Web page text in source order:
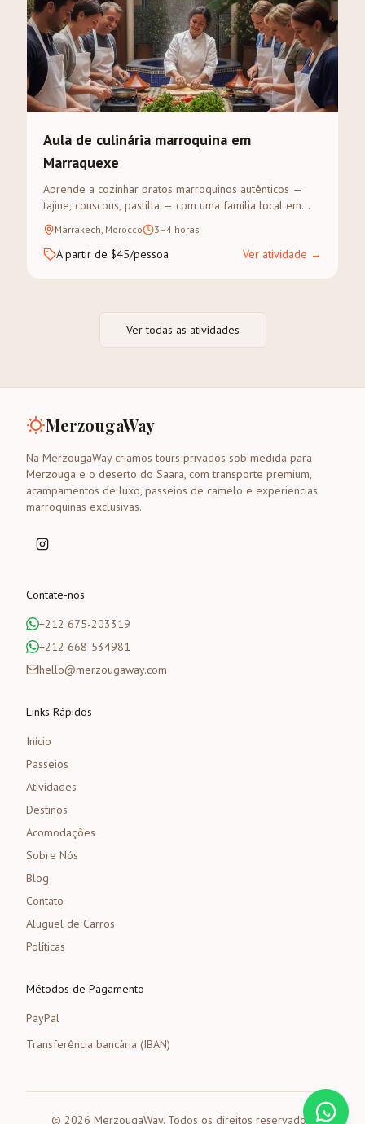
Aula de culinária marroquina em
Marraquexe
Aprende a cozinhar pratos marroquinos autênticos —
tajine, couscous, pastilla — com uma família local em
Marraquexe. Visita ao souk para as especiarias, depois
cozinha-se e come-se juntos.
Marrakech, Morocco 3–4 horas
A partir de $45/pessoa Ver atividade →
Ver todas as atividades
MerzougaWay
Na MerzougaWay criamos tours privados sob medida para
Merzouga e o deserto do Saara, com transporte premium,
acampamentos de luxo, passeios de camelo e experiencias
marroquinas exclusivas.
Contate-nos
+212 675-203319
+212 668-534981
hello@merzougaway.com
Links Rápidos
Início
Passeios
Atividades
Destinos
Acomodações
Sobre Nós
Blog
Contato
Aluguel de Carros
Políticas
Métodos de Pagamento
PayPal
Transferência bancária (IBAN)
© 2026 MerzougaWay. Todos os direitos reservados.